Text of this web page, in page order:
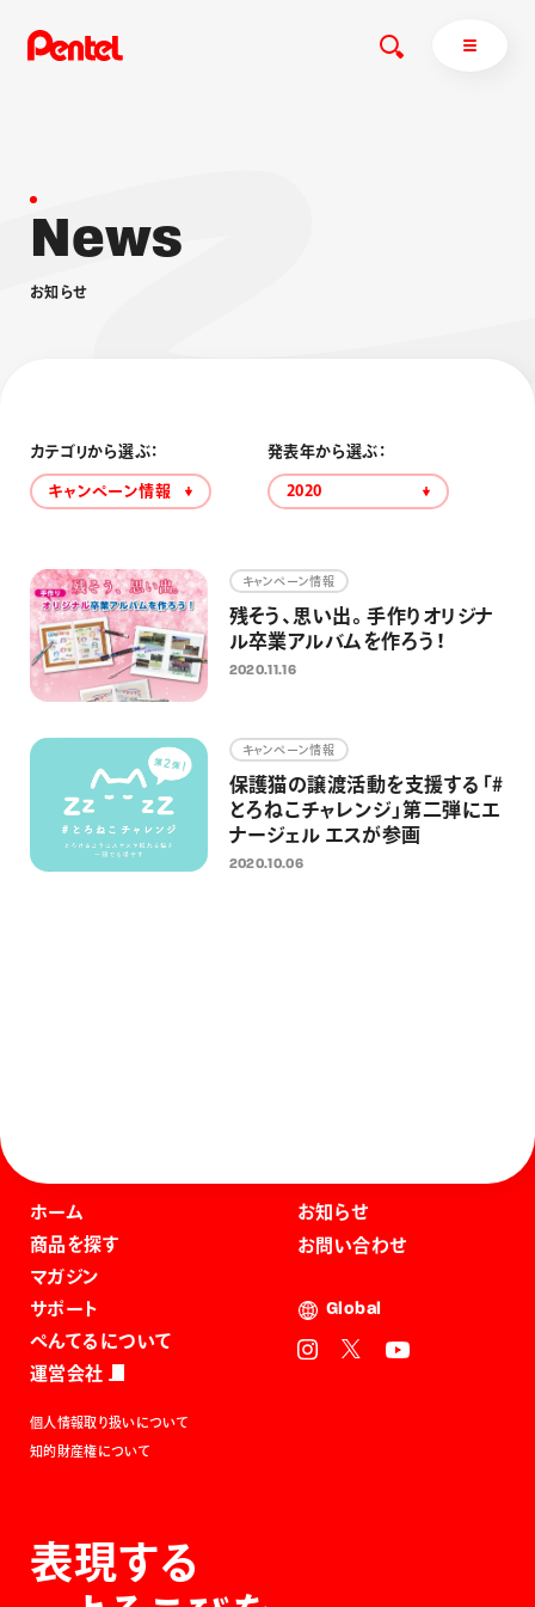
商品を探す
ブラッシュ（筆）
その他
採用情報
運営会社
News
お知 らせ
カテゴリから選ぶ：
キャンペーン情報
発表年から選ぶ：
2020
キャンペーン情報
残そう、思い出。手作りオリジナ
ル卒業アルバムを作ろう！
2020.11.16
キャンペーン情報
保護猫の譲渡活動を支援する「#
とろねこチャレンジ」第二弾にエ
ナージェル エスが参画
2020.10.06
ホーム
商品を探す
マガジン
サポート
ぺんてるについて
運営会社
お知らせ
お問い合わせ
Global
個人情報取り扱いについて
知的財産権について
表現する